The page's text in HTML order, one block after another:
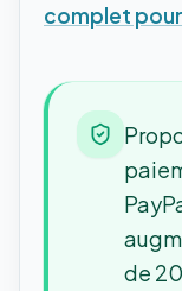
complet
de